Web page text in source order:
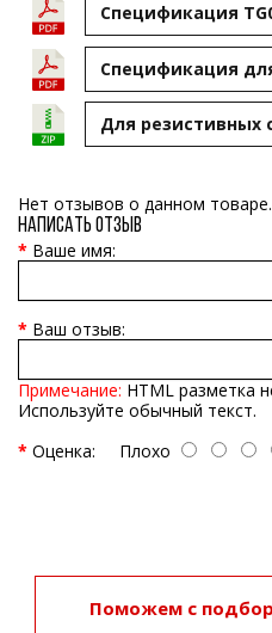
Спецификация
Cпецификация
Для резистивных
Нет отзывов о данном товаре.
Написать отзыв
Ваше имя:
Ваш отзыв:
Примечание: HTML разметка
Используйте обычный текст.
Оценка: Плохо
Поможем с